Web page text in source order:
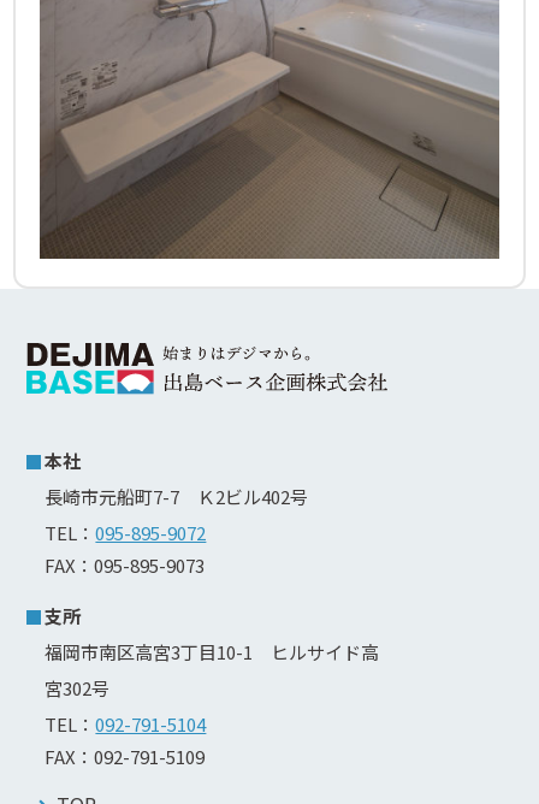
本社
長崎市元船町7-7 Ｋ2ビル402号
TEL：095-895-9072
FAX：095-895-9073
支所
福岡市南区高宮3丁目10-1 ヒルサイド高
宮302号
TEL：092-791-5104
FAX：092-791-5109